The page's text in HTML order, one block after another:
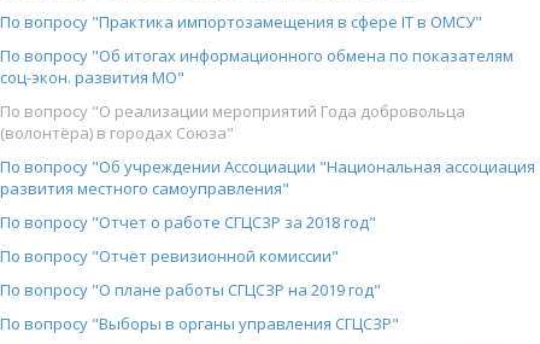
По вопросу "Практика импортозамещения в сфере IT в ОМСУ"
По вопросу "Об итогах информационного обмена по показателям
соц-экон. развития МО"
По вопросу "О реализации мероприятий Года добровольца
(волонтёра) в городах Союза"
По вопросу "Об учреждении Ассоциации "Национальная ассоциация
развития местного самоуправления"
По вопросу "Отчет о работе СГЦСЗР за 2018 год"
По вопросу "Отчёт ревизионной комиссии"
По вопросу "О плане работы СГЦСЗР на 2019 год"
По вопросу "Выборы в органы управления СГЦСЗР"